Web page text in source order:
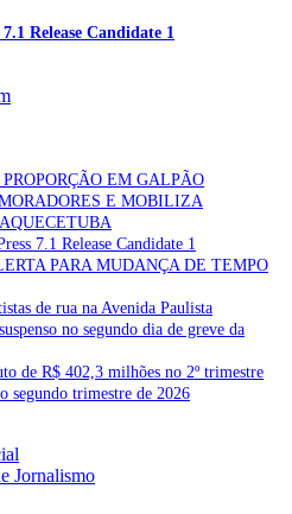
Release Candidate 1
EM GALPÃO
E MOBILIZA
7.1 Release Candidate 1
PARA MUDANÇA DE TEMPO
de rua na Avenida Paulista
no segundo dia de greve da
de R$ 402,3 milhões no 2º trimestre
segundo trimestre de 2026
Jornalismo